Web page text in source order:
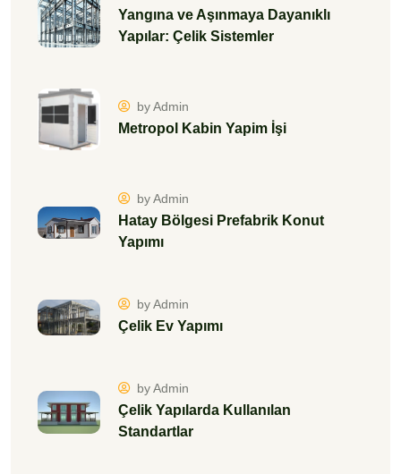
Yangına ve Aşınmaya Dayanıklı
Yapılar: Çelik Sistemler
by Admin
Metropol Kabin Yapim İşi
by Admin
Hatay Bölgesi Prefabrik Konut
Yapımı
by Admin
Çelik Ev Yapımı
by Admin
Çelik Yapılarda Kullanılan
Standartlar